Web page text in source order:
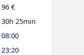
96 €
30h 25min
08:00
23:20